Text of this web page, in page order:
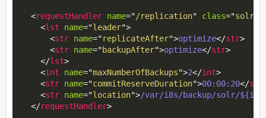
<requestHandler name="/replication" class="
<lst name="leader">
<str name="replicateAfter">optimize</str>
<str name="backupAfter">optimize</str>
</lst>
<int name="maxNumberOfBackups">2</int>
<str name="commitReserveDuration">00:00:20</str
<str name="location">/var/i8s/backup/solr/
</requestHandler>